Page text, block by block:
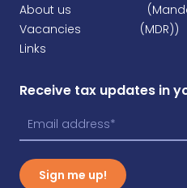
About us
Vacancies
Links
(MDR))
Receive tax updates in
Sign me up!